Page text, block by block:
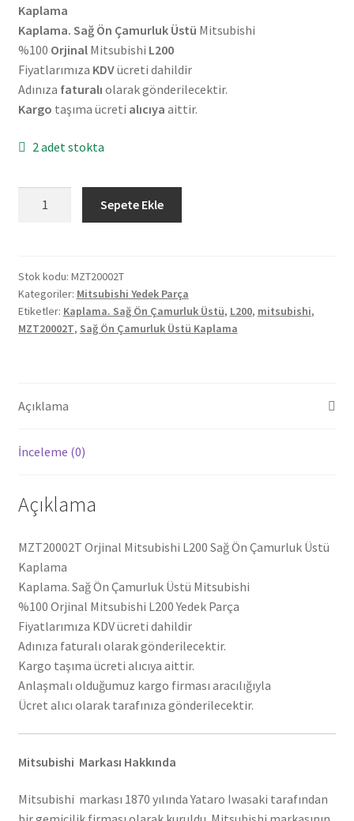
Kaplama
Kaplama. Sağ Ön Çamurluk Üstü Mitsubishi
%100 OrjinalMitsubishi L200
Fiyatlarımıza KDVücreti dahildir
Adınıza faturalı olarak gönderilecektir.
Kargo taşıma ücreti alıcıya aittir.
2 adet stokta
Ön
Çamurluk
Üstü
Kaplama
Sepete Ekle
Stok kodu: MZT20002T
Kategoriler: Mitsubishi Yedek Parça
Etiketler: Kaplama. Sağ Ön Çamurluk Üstü, L200, mitsubishi,
MZT20002T, Sağ Ön Çamurluk Üstü Kaplama
Açıklama
İnceleme (0)
Açıklama
MZT20002T Orjinal Mitsubishi L200 Sağ Ön Çamurluk Üstü
Kaplama
Kaplama. Sağ Ön Çamurluk Üstü Mitsubishi
%100 Orjinal Mitsubishi L200 Yedek Parça
Fiyatlarımıza KDV ücreti dahildir
Adınıza faturalı olarak gönderilecektir.
Kargo taşıma ücreti alıcıya aittir.
Anlaşmalı olduğumuz kargo firması aracılığıyla
Ücret alıcı olarak tarafınıza gönderilecektir.
Mitsubishi Markası Hakkında
Mitsubishi markası 1870 yılında Yataro Iwasaki tarafından